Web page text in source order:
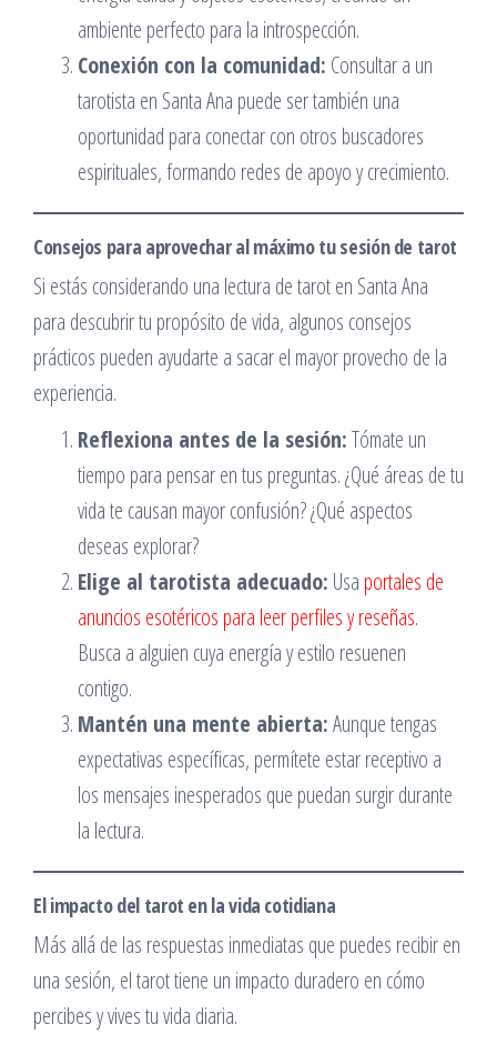
ambiente perfecto para la introspección.
Conexión con la comunidad: Consultar a un
tarotista en Santa Ana puede ser también una
oportunidad para conectar con otros buscadores
espirituales, formando redes de apoyo y crecimiento.
Consejos para aprovechar al máximo tu sesión de tarot
Si estás considerando una lectura de tarot en Santa Ana
para descubrir tu propósito de vida, algunos consejos
prácticos pueden ayudarte a sacar el mayor provecho de la
experiencia.
Reflexiona antes de la sesión:Tómate un
tiempo para pensar en tus preguntas. ¿Qué áreas de tu
vida te causan mayor confusión? ¿Qué aspectos
deseas explorar?
Elige al tarotista adecuado: Usa portales de
anuncios esotéricos para leer perfiles y reseñas.
Busca a alguien cuya energía y estilo resuenen
contigo.
Mantén una mente abierta:Aunque tengas
expectativas específicas, permítete estar receptivo a
los mensajes inesperados que puedan surgir durante
la lectura.
El impacto del tarot en la vida cotidiana
Más allá de las respuestas inmediatas que puedes recibir en
una sesión, el tarot tiene un impacto duradero en cómo
percibes y vives tu vida diaria.